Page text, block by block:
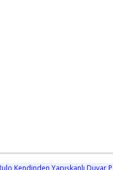
Kendinden Yapışkanlı Duvar